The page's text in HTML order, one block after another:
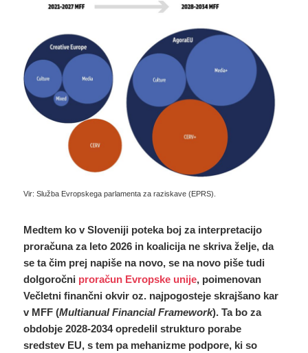
Vir: Služba Evropskega parlamenta za raziskave (EPRS).
Medtem ko v Sloveniji poteka boj za interpretacijo
proračuna za leto 2026 in koalicija ne skriva želje, da
se ta čim prej napiše na novo, se na novo piše tudi
dolgoročni proračun Evropske unije, poimenovan
Večletni finančni okvir oz. najpogosteje skrajšano kar
v MFF (Multianual Financial Framework). Ta bo za
obdobje 2028-2034 opredelil strukturo porabe
sredstev EU, s tem pa mehanizme podpore, ki so